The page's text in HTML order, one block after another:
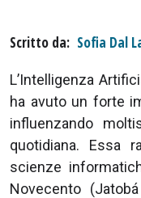
Scritto da Sofia Dal
L’Intelligenza
ha avuto un forte
influenzando
quotidiana. Essa
scienze
Novecento